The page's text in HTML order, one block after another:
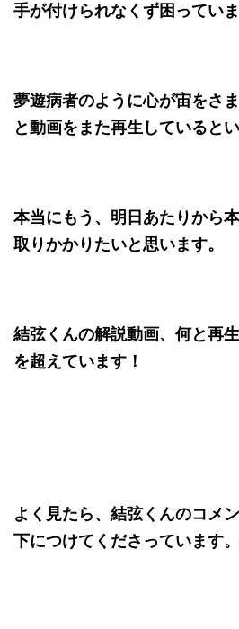
手が付けられなくず困っていま
夢遊病者のように心が宙をさ
と動画をまた再生しているとい
本当にもう、明日あたりから
取りかかりたいと思います。
結弦くんの解説動画、何と再
を超えています！
よく見たら、結弦くんのコメ
下につけてくださっています